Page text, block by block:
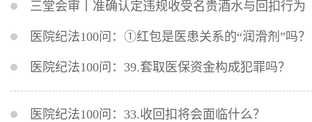
三堂会审丨准确认定违规收受名贵酒水与回扣行为
医院纪法100问：①红包是医患关系的“润滑剂”吗？
医院纪法100问：39.套取医保资金构成犯罪吗？
医院纪法100问：33.收回扣将会面临什么？